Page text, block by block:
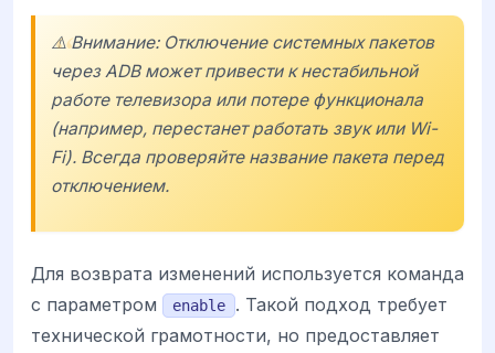
⚠️ Внимание: Отключение системных пакетов
через ADB может привести к нестабильной
работе телевизора или потере функционала
(например, перестанет работать звук или Wi-
Fi). Всегда проверяйте название пакета перед
отключением.
Для возврата изменений используется команда
с параметром
enable
. Такой подход требует
технической грамотности, но предоставляет